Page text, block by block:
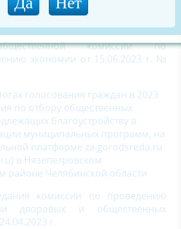
среды в Нязепетровском
комиссии по
экономии от 15.06.2023 г. №
голосования граждан в 2023
по отбору общественных
благоустройству в
муниципальных программ, на
платформе za.gorodsreda.ru
в Нязепетровском
районе Челябинской области
комиссии по проведению
дворовых и общественных
г.